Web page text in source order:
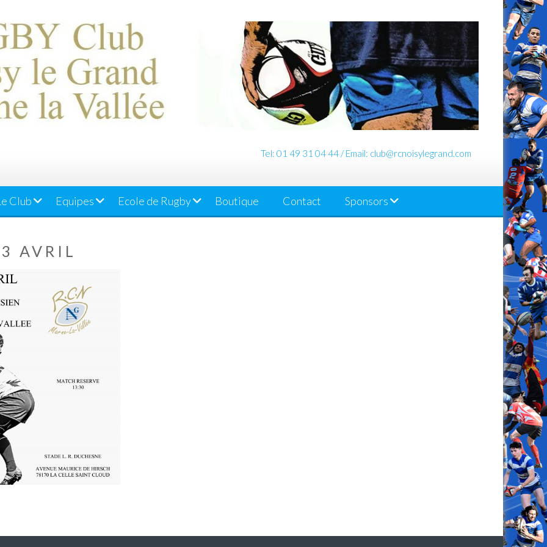
Tel: 01 49 31 04 44 / Email: club@rcnoisylegrand.com
Club Equipes Ecole de Rugby Boutique Contact Sponsors
AVRIL